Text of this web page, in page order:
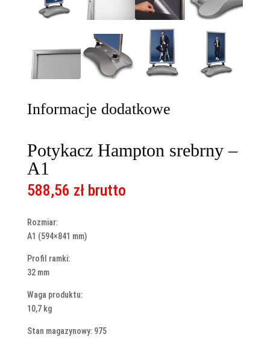
Informacje dodatkowe
Potykacz Hampton srebrny –
A1
588,56 zł brutto
Rozmiar:
A1 (594×841 mm)
Profil ramki:
32 mm
Waga produktu:
10,7 kg
Stan magazynowy: 975